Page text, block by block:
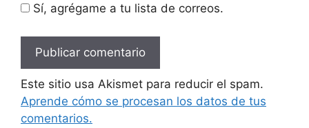
Sí, agrégame a tu lista de correos.
Este sitio usa Akismet para reducir el spam.
Aprende cómo se procesan los datos de tus
comentarios.